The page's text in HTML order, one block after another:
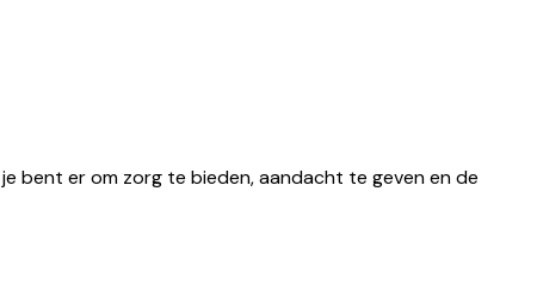
bent er om zorg te bieden, aandacht te geven en de